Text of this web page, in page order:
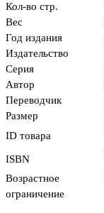
Кол-во стр.
Вес
Год издания
Издательство
Серия
Автор
Переводчик
Размер
ID товара
ISBN
Возрастное
ограничение